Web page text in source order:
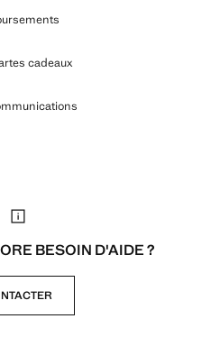
cadeaux
BESOIN D'AIDE ?